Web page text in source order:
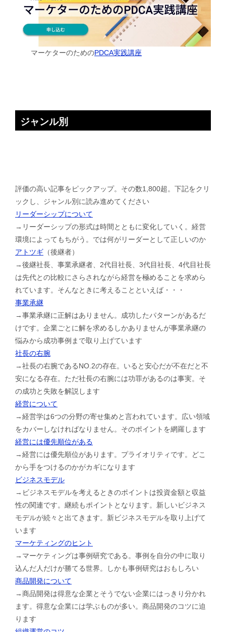
マーケターのためのPDCA実践講座
ジャンル別
評価の高い記事をピックアップ。その数1,800超。下記をクリ
ックし、ジャンル別に読み進めてください
リーダーシップについて
→リーダーシップの形式は時間とともに変化していく。経営
環境によってもちがう。では何がリーダーとして正しいのか
アトツギ （後継者）
→後継社長、事業承継者、2代目社長、3代目社長、4代目社長
は先代との比較にさらされながら経営を極めることを求めら
れています。そんなときに考えることといえば・・・
事業承継
→事業承継に正解はありません。成功したパターンがあるだ
けです。企業ごとに解を求めるしかありませんが事業承継の
悩みから成功事例まで取り上げています
社長の右腕
→社長の右腕であるNO.2の存在。いると安心だが不在だと不
安になる存在。ただ社長の右腕には功罪があるのは事実。そ
の成功と失敗を解説します
経営について
→経営学は6つの分野の寄せ集めと言われています。広い領域
をカバーしなければなりません。そのポイントを網羅します
経営には優先順位がある
→経営には優先順位があります。プライオリティです。どこ
から手をつけるのかがカギになります
ビジネスモデル
→ビジネスモデルを考えるときのポイントは投資金額と収益
性の関連です。継続もポイントとなります。新しいビジネス
モデルが続々と出てきます。新ビジネスモデルを取り上げて
います
マーケティングのヒント
→マーケティングは事例研究である。事例を自分の中に取り
込んだ人だけが勝てる世界。しかも事例研究はおもしろい
商品開発について
→商品開発は得意な企業とそうでない企業にはっきり分かれ
ます。得意な企業には学ぶものが多い。商品開発のコツに迫
ります